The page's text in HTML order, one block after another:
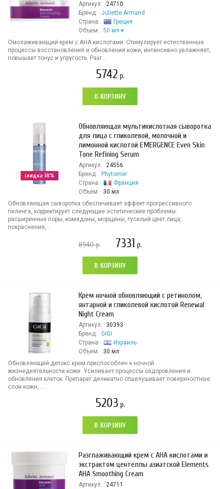
Артикул:
24710
Бренд:
Juliette Armand
Страна:
Греция
Объем:
50 мл
Омолаживающий крем с АНА кислотами. Стимулирует естественные
процессы восстановления и обновления кожи, интенсивно увлажняет,
повышает тонус и упругость. Разг...
5742 р.
В КОРЗИНУ
скидка 18%
Обновляющая мультикислотная сыворотка
для лица с гликолевой, молочной и
лимонной кислотой EMERGENCE Even Skin
Tone Refining Serum
Артикул:
24556
Бренд:
Phytomer
Страна:
Франция
Объем:
30 мл
Обновляющая сыворотка обеспечивает эффект прогрессивного
пилинга, корректирует следующие эстетические проблемы:
расширенные поры, комедоны, морщины, тусклый цвет лица,
покраснения,...
8940р. 7331 р.
В КОРЗИНУ
Крем ночной обновляющий с ретинолом,
янтарной и гликолевой кислотой Renewal
Night Cream
Артикул:
30393
Бренд:
GIGI
Страна:
Израиль
Объем:
30 мл
Обновляющий детокс крем приспособлен к ночной
жизнедеятельности кожи. Усиливает процессы оздоровления и
обновления клеток. Препарат деликатно отшелушивает поверхностные
слои кожи, ...
5203 р.
В КОРЗИНУ
Разглаживающий крем с АНА кислотами и
экстрактом центеллы азиатской Elements
AHA Smoothing Cream
Артикул:
24711